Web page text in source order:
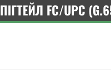
ПІГТЕЙЛ FC/UPC